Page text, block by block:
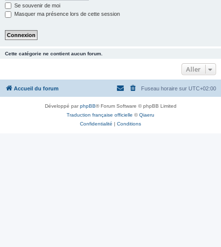
Se souvenir de moi
Masquer ma présence lors de cette session
Cette catégorie ne contient aucun forum.
Aller
Accueil du forum Fuseau horaire sur UTC+02:00
Développé parphpBB® Forum Software © phpBB Limited
Traduction française officielle ©Qiaeru
Confidentialité | Conditions